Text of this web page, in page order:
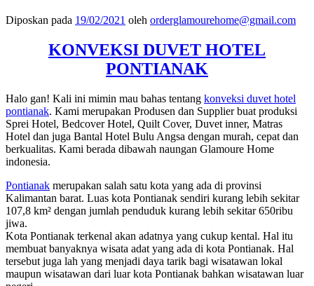
Diposkan pada 19/02/2021 oleh orderglamourehome@gmail.com
KONVEKSI DUVET HOTEL
PONTIANAK
Halo gan! Kali ini mimin mau bahas tentang konveksi duvet hotel
pontianak. Kami merupakan Produsen dan Supplier buat produksi
Sprei Hotel, Bedcover Hotel, Quilt Cover, Duvet inner, Matras
Hotel dan juga Bantal Hotel Bulu Angsa dengan murah, cepat dan
berkualitas. Kami berada dibawah naungan Glamoure Home
indonesia.
Pontianak merupakan salah satu kota yang ada di provinsi
Kalimantan barat. Luas kota Pontianak sendiri kurang lebih sekitar
107,8 km² dengan jumlah penduduk kurang lebih sekitar 650ribu
jiwa.
Kota Pontianak terkenal akan adatnya yang cukup kental. Hal itu
membuat banyaknya wisata adat yang ada di kota Pontianak. Hal
tersebut juga lah yang menjadi daya tarik bagi wisatawan lokal
maupun wisatawan dari luar kota Pontianak bahkan wisatawan luar